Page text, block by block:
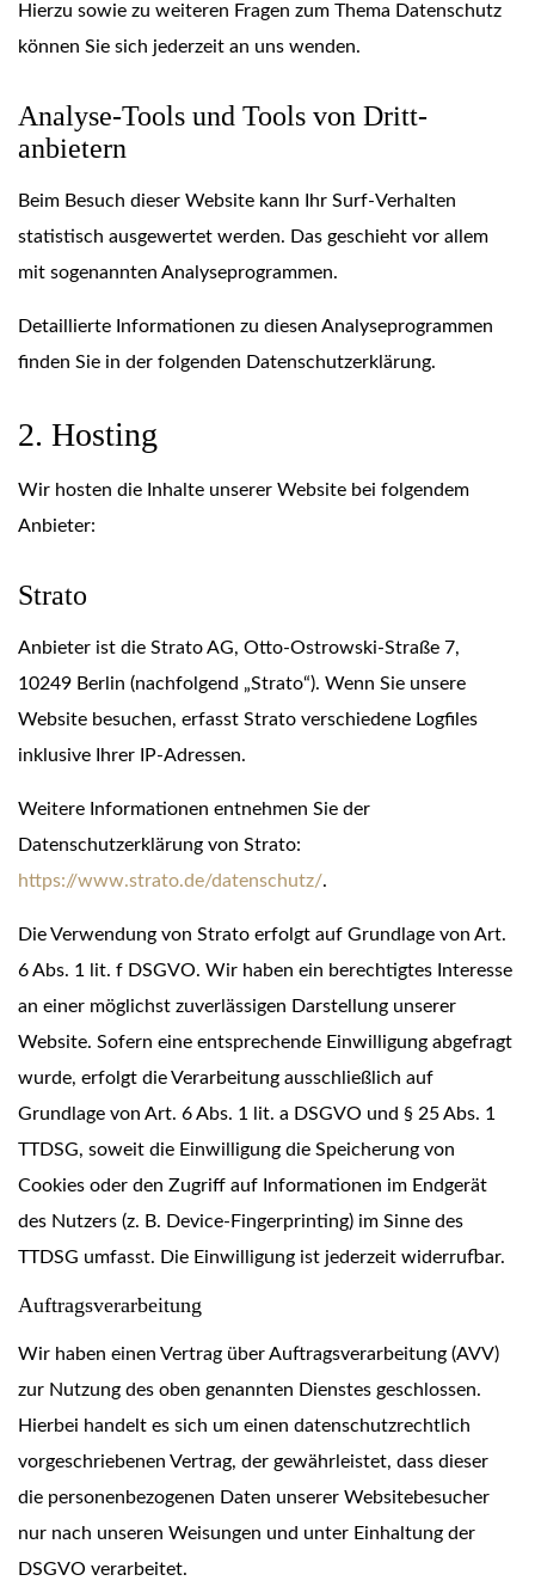
Hierzu sowie zu weiteren Fragen zum Thema Datenschutz
können Sie sich jederzeit an uns wenden.
Analyse-Tools und Tools von Dritt­
anbietern
Beim Besuch dieser Website kann Ihr Surf-Verhalten
statistisch ausgewertet werden. Das geschieht vor allem
mit sogenannten Analyseprogrammen.
Detaillierte Informationen zu diesen Analyseprogrammen
finden Sie in der folgenden Datenschutzerklärung.
2. Hosting
Wir hosten die Inhalte unserer Website bei folgendem
Anbieter:
Strato
Anbieter ist die Strato AG, Otto-Ostrowski-Straße 7,
10249 Berlin (nachfolgend „Strato“). Wenn Sie unsere
Website besuchen, erfasst Strato verschiedene Logfiles
inklusive Ihrer IP-Adressen.
Weitere Informationen entnehmen Sie der
Datenschutzerklärung von Strato:
https://www.strato.de/datenschutz/.
Die Verwendung von Strato erfolgt auf Grundlage von Art.
6 Abs. 1 lit. f DSGVO. Wir haben ein berechtigtes Interesse
an einer möglichst zuverlässigen Darstellung unserer
Website. Sofern eine entsprechende Einwilligung abgefragt
wurde, erfolgt die Verarbeitung ausschließlich auf
Grundlage von Art. 6 Abs. 1 lit. a DSGVO und § 25 Abs. 1
TTDSG, soweit die Einwilligung die Speicherung von
Cookies oder den Zugriff auf Informationen im Endgerät
des Nutzers (z. B. Device-Fingerprinting) im Sinne des
TTDSG umfasst. Die Einwilligung ist jederzeit widerrufbar.
Auftragsverarbeitung
Wir haben einen Vertrag über Auftragsverarbeitung (AVV)
zur Nutzung des oben genannten Dienstes geschlossen.
Hierbei handelt es sich um einen datenschutzrechtlich
vorgeschriebenen Vertrag, der gewährleistet, dass dieser
die personenbezogenen Daten unserer Websitebesucher
nur nach unseren Weisungen und unter Einhaltung der
DSGVO verarbeitet.